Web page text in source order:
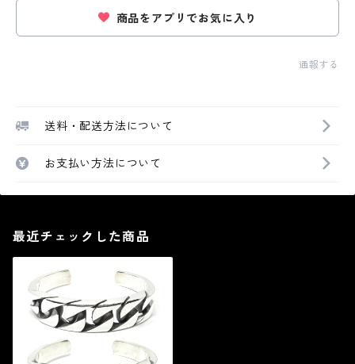
商品をアプリでお気に入り
通報する
送料・配送方法について
お支払い方法について
最近チェックした商品